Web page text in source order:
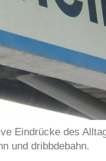
Eindrücke des
und dribbdebahn.